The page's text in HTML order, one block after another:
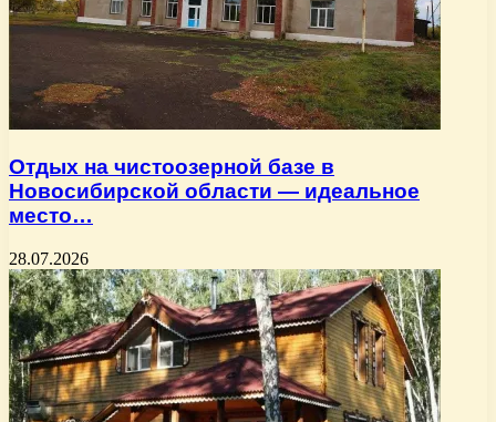
Отдых на чистоозерной базе в
Новосибирской области — идеальное
место…
28.07.2026